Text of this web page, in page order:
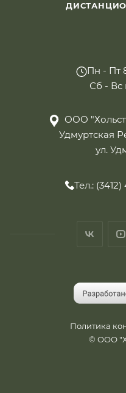
Пн - Пт
Сб - Вс
ООО
Удмуртская
ул.
Тел.:
Политика
© ООО